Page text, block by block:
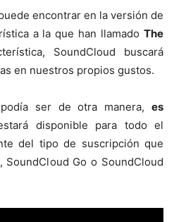
encontrar en la versión de
a la que han llamado The
SoundCloud buscará
en nuestros propios gustos.
ser de otra manera, es
disponible para todo el
del tipo de suscripción que
SoundCloud Go o SoundCloud